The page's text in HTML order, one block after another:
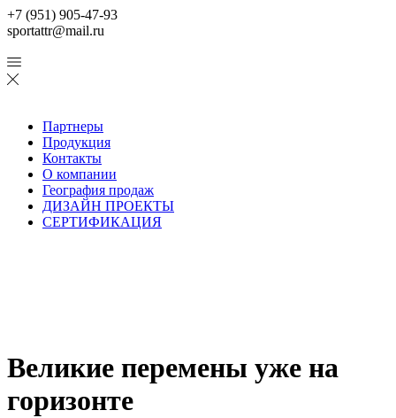
+7 (951) 905-47-93
sportattr@mail.ru
Партнеры
Продукция
Контакты
О компании
География продаж
ДИЗАЙН ПРОЕКТЫ
СЕРТИФИКАЦИЯ
Великие перемены уже на
горизонте